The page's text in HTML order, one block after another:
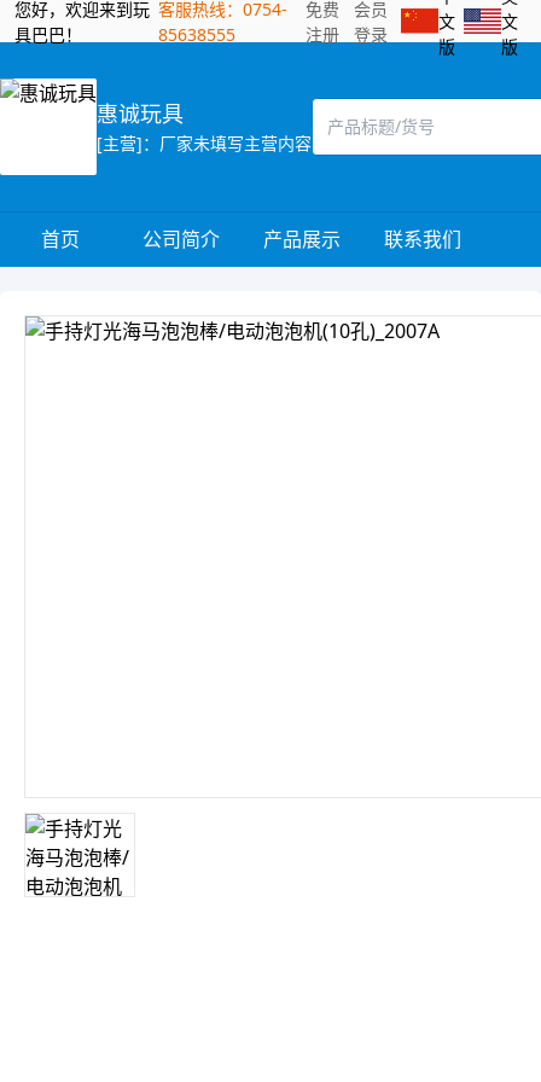
您好，欢迎来到玩
具巴巴！
客服热线：0754-
85638555
免费
注册
会员
登录
文
版
文
版
惠诚玩具
[主营]：厂家未填写主营内容
首页 公司简介 产品展示 联系我们